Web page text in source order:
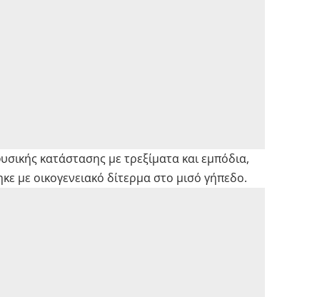
κατάστασης με τρεξίματα και εμπόδια,
με οικογενειακό δίτερμα στο μισό γήπεδο.